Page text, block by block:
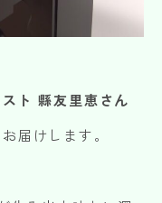
ト 縣友里恵さん
届けします。